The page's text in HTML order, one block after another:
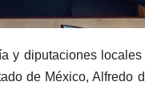
y diputaciones
de México, Alfredo